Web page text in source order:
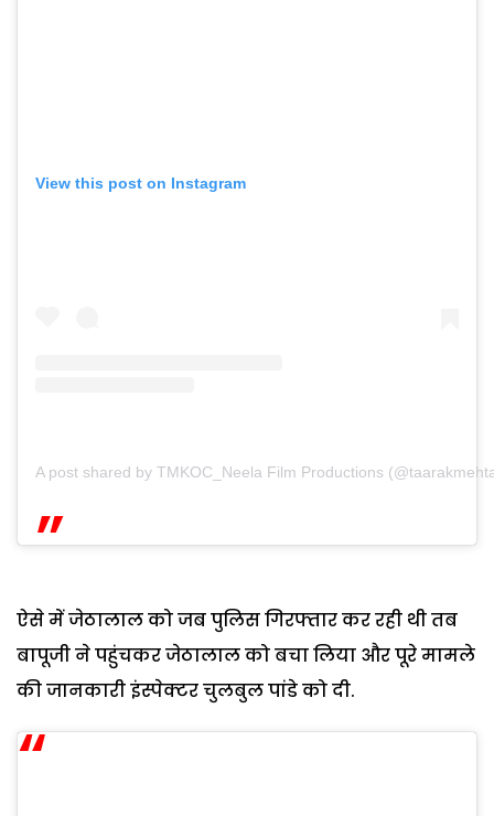
View this post on Instagram
A post shared by TMKOC_Neela Film Productions
ऐसे में जेठालाल को जब पुलिस गिरफ्तार कर रही थी तब
बापूजी ने पहुंचकर जेठालाल को बचा लिया और पूरे मामले
की जानकारी इंस्पेक्टर चुलबुल पांडे को दी.